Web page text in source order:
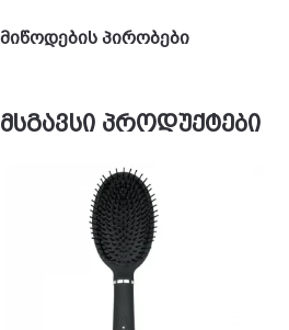
მიწოდების პირობები
მსგავსი პროდუქტები